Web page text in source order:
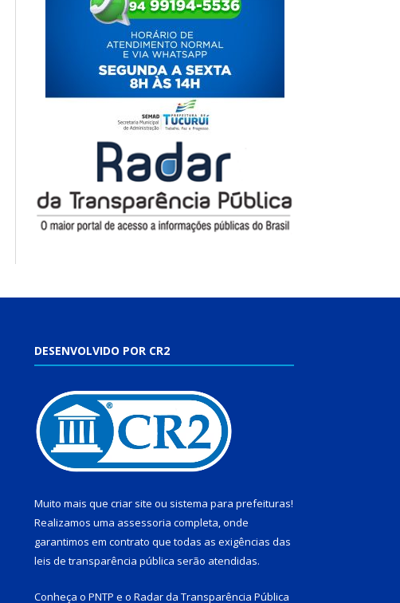
DESENVOLVIDO POR CR2
Muito mais que criar site ou sistema para prefeituras!
Realizamos uma assessoria completa, onde
garantimos em contrato que todas as exigências das
leis de transparência pública serão atendidas.
Conheça o PNTP e o Radar da Transparência Pública